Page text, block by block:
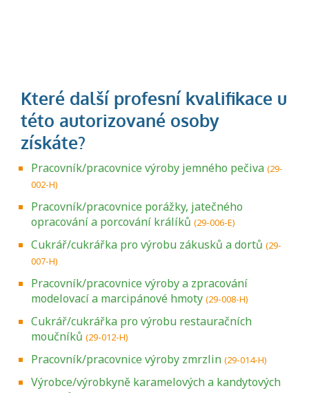
Pracovník/pracovnice výroby jemného pečiva (29-
002-H)
Pracovník/pracovnice porážky, jatečného
opracování a porcování králíků (29-006-E)
Cukrář/cukrářka pro výrobu zákusků a dortů (29-
007-H)
Pracovník/pracovnice výroby a zpracování
modelovací a marcipánové hmoty (29-008-H)
Cukrář/cukrářka pro výrobu restauračních
moučníků (29-012-H)
Pracovník/pracovnice výroby zmrzlin (29-014-H)
Výrobce/výrobkyně karamelových a kandytových